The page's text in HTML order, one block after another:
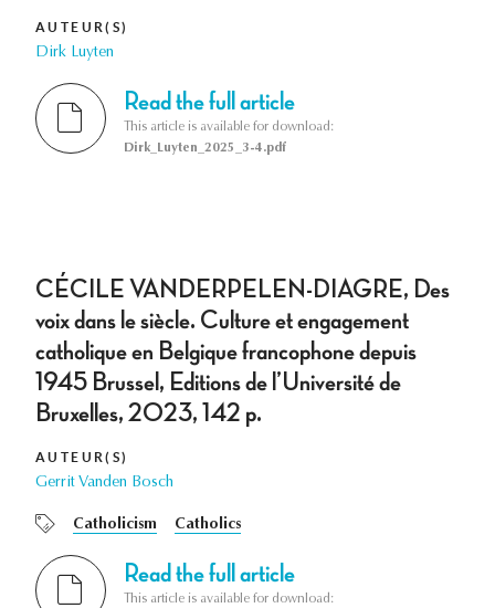
AUTEUR(S)
Dirk Luyten
Read the full article
This article is available for download:
Dirk_Luyten_2025_3-4.pdf
CÉCILE VANDERPELEN-DIAGRE, Des
voix dans le siècle. Culture et engagement
catholique en Belgique francophone depuis
1945 Brussel, Editions de l’Université de
Bruxelles, 2023, 142 p.
AUTEUR(S)
Gerrit Vanden Bosch
Catholicism Catholics
Read the full article
This article is available for download: